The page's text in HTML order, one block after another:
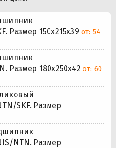
Размер 150x215x39 от: 54
Размер 180x250x42 от: 60
SKF. Размер
NTN. Размер